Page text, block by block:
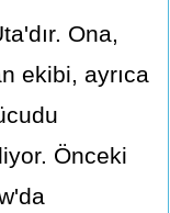
Ona,
ekibi, ayrıca
Önceki